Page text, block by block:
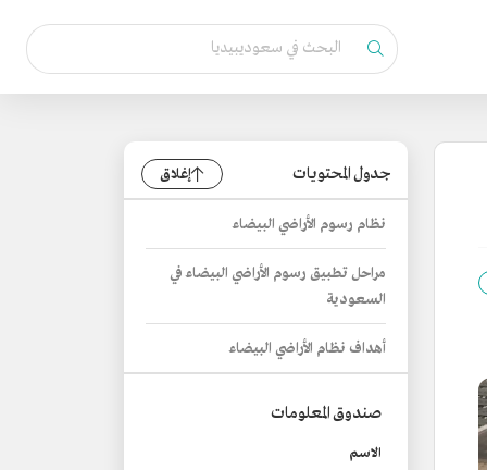
جدول المحتويات إغلاق
نظام رسوم الأراضي البيضاء
مراحل تطبيق رسوم الأراضي البيضاء في
السعودية
أهداف نظام الأراضي البيضاء
صندوق المعلومات
الاسم